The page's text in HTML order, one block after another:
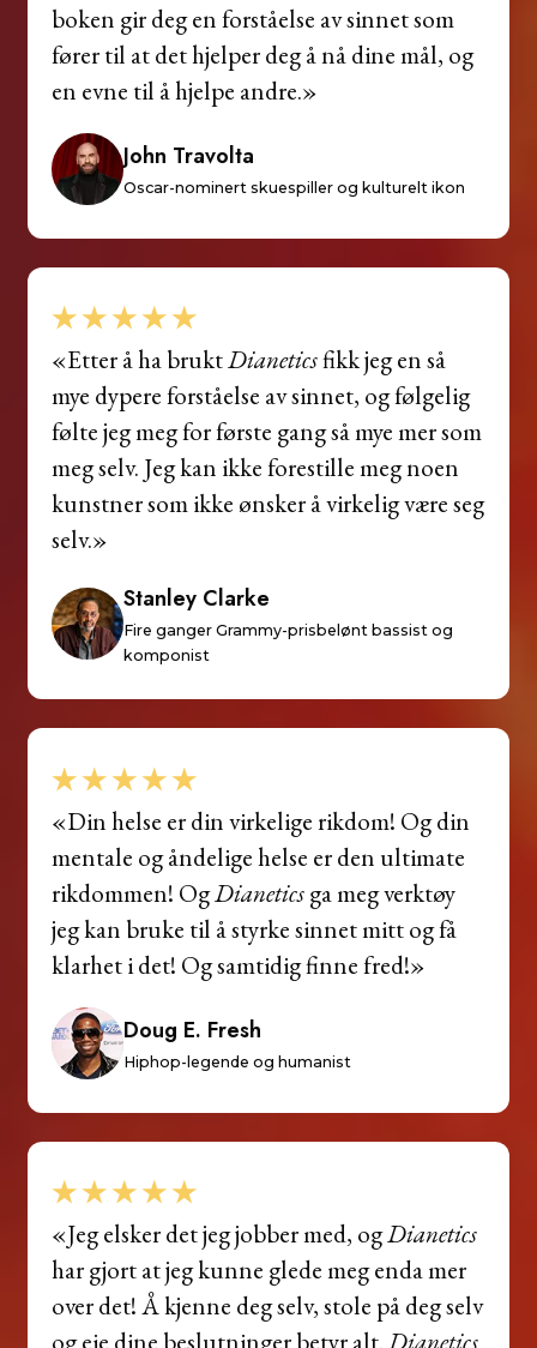
boken gir deg en forståelse av sinnet som
fører til at det hjelper deg å nå dine mål, og
en evne til å hjelpe andre.»
John Travolta
Oscar-nominert skuespiller og kulturelt ikon
«Etter å ha bruktDianeticsfikk jeg en så
mye dypere forståelse av sinnet, og følgelig
følte jeg meg for første gang så mye mer som
meg selv. Jeg kan ikke forestille meg noen
kunstner som ikke ønsker å virkelig være seg
selv.»
Stanley Clarke
Fire ganger Grammy-prisbelønt bassist og
komponist
«Din helse er din virkelige rikdom! Og din
mentale og åndelige helse er den ultimate
rikdommen! OgDianeticsga meg verktøy
jeg kan bruke til å styrke sinnet mitt og få
klarhet i det! Og samtidig finne fred!»
Doug E. Fresh
Hiphop-legende og humanist
«Jeg elsker det jeg jobber med, ogDianetics
har gjort at jeg kunne glede meg enda mer
over det! Å kjenne deg selv, stole på deg selv
og eie dine beslutninger betyr alt.Dianetics